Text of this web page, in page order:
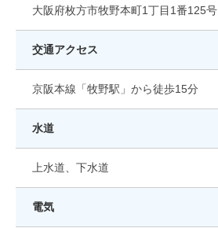
大阪府枚方市牧野本町1丁目1番125号
交通アクセス
京阪本線「牧野駅」から徒歩15分
水道
上水道、下水道
電気